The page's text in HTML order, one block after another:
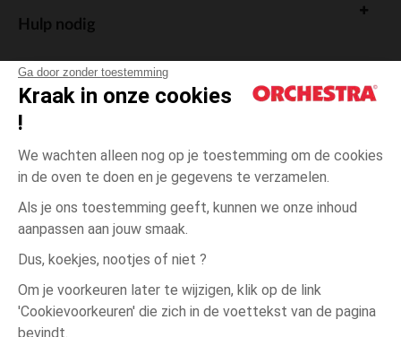
Ga door zonder toestemming
Kraak in onze cookies
!
We wachten alleen nog op je toestemming om de cookies
in de oven te doen en je gegevens te verzamelen.
Als je ons toestemming geeft, kunnen we onze inhoud
aanpassen aan jouw smaak.
Dus, koekjes, nootjes of niet ?
Om je voorkeuren later te wijzigen, klik op de link
'Cookievoorkeuren' die zich in de voettekst van de pagina
bevindt.
Roze Roze
één
Hulp nodig
Algemene verkoopsvoorwaarden
Wettelijke bepalingen
Persoonsgegevens